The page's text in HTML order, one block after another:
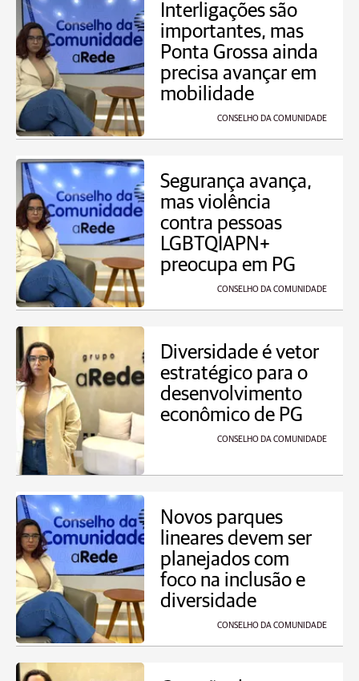
Interligações são
importantes, mas
Ponta Grossa ainda
precisa avançar em
mobilidade
CONSELHO DA COMUNIDADE
Segurança avança,
mas violência
contra pessoas
LGBTQIAPN+
preocupa em PG
CONSELHO DA COMUNIDADE
Diversidade é vetor
estratégico para o
desenvolvimento
econômico de PG
CONSELHO DA COMUNIDADE
Novos parques
lineares devem ser
planejados com
foco na inclusão e
diversidade
CONSELHO DA COMUNIDADE